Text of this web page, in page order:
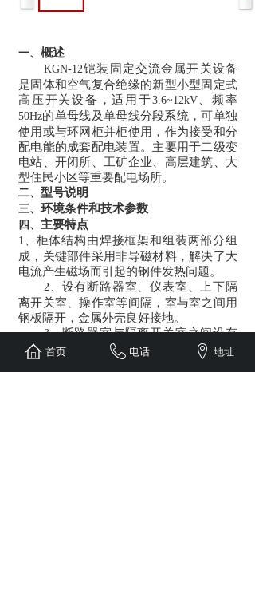
一、 概述
KGN-12铠装固定交流金属开关设备
是固体和空气复合绝缘的新型小型固定式
高压开关设备，适用于3.6~12kV、频率
50Hz的单母线及单母线分段系统，可单独
使用或与环网柜并柜使用，作为接受和分
配电能的成套配电装置。主要用于二级变
电站、开闭所、工矿企业、高层建筑、大
型住民小区等重要配电场所。
二、 型号说明
三、 环境条件和技术参数
四、 主要特点
1、 柜体结构由焊接框架和组装两部分组
成，关键部件采用非导磁材料，解决了大
电流产生磁场而引起的钢件发热问题。
2、 设有断路器室、仪表室、上下隔
离开关室、操作室等间隔，室与室之间用
钢板隔开，金属外壳良好接地。
3、断路器室与隔离开关室之间设有
机械和电气闭锁，可配置
或其他真
首页 电话 地址